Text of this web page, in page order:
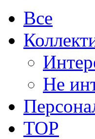
Все
Не
TOP